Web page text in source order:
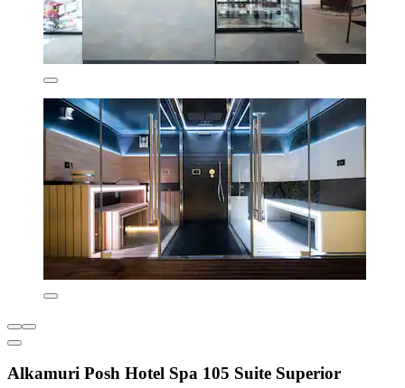
Alkamuri Posh Hotel Spa 105 Suite Superior